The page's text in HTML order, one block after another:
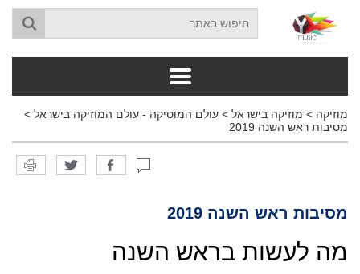
מוזיקה > מוזיקה בישראל > עולם המוסיקה - עולם המוזיקה בישראל >
מסיבות ראש השנה 2019
מסיבות ראש השנה 2019
מה לעשות בראש השנה